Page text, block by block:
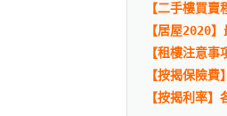
【二手樓買
【居屋2020
【租樓注意
【按揭保險
【按揭利率